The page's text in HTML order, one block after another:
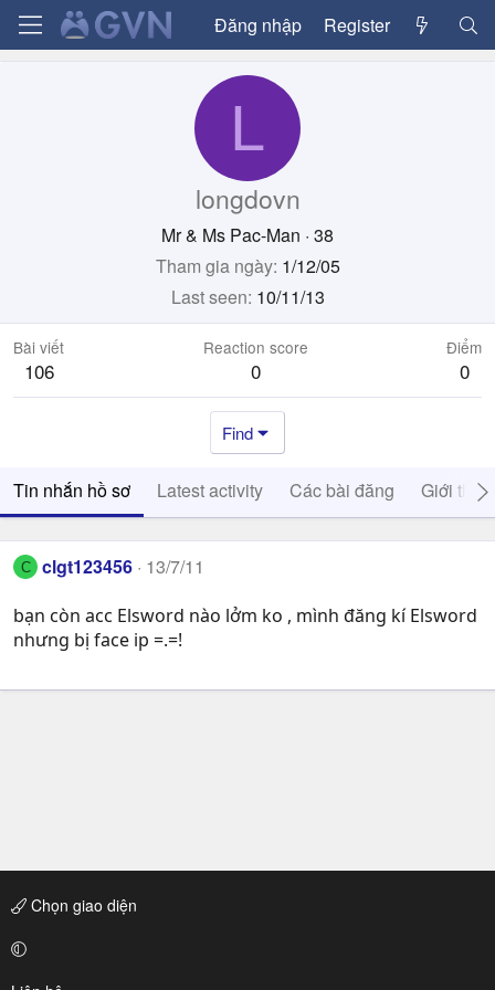
Đăng nhập Register
L
longdovn
Mr & Ms Pac-Man · 38
Tham gia ngày 1/12/05
Last seen 10/11/13
Bài viết
106
Reaction score
0
Điểm
0
Find
Tin nhắn hồ sơ Latest activity Các bài đăng Giới thiệu
C clgt123456 13/7/11
bạn còn acc Elsword nào lởm ko , mình đăng kí Elsword
nhưng bị face ip =.=!
Chọn giao diện